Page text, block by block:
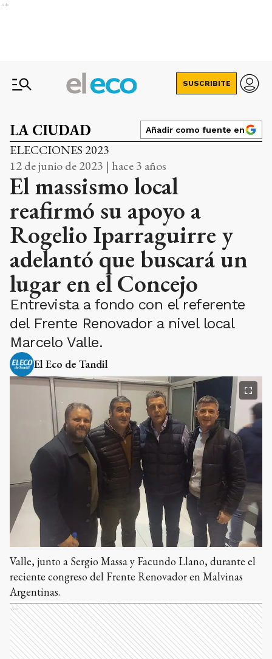
Ads
SUSCRIBITE
LA CIUDAD Añadir como fuente en
ELECCIONES 2023
12 de junio de 2023 | hace 3 años
El massismo local
reafirmó su apoyo a
Rogelio Iparraguirre y
adelantó que buscará un
lugar en el Concejo
Entrevista a fondo con el referente
del Frente Renovador a nivel local
Marcelo Valle.
El Eco de Tandil
Valle, junto a Sergio Massa y Facundo Llano, durante el
reciente congreso del Frente Renovador en Malvinas
Argentinas.
Ads